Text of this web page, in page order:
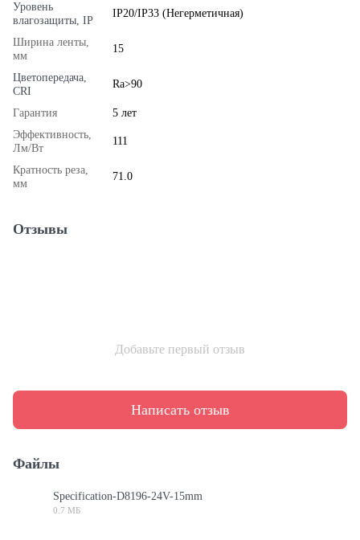
Уровень
влагозащиты, IP
IP20/IP33 (Негерметичная)
Ширина ленты,
мм
15
Цветопередача,
CRI
Ra>90
Гарантия
5 лет
Эффективность,
Лм/Вт
111
Кратность реза,
мм
71.0
Отзывы
Добавьте первый отзыв
Написать отзыв
Файлы
Specification-D8196-24V-15mm
0.7 МБ